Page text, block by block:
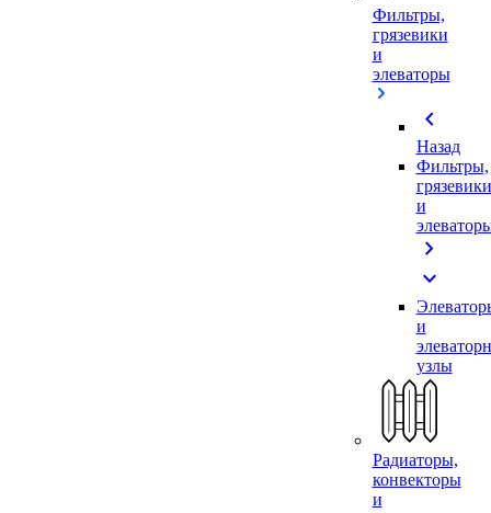
Фильтры,
грязевики
и
элеваторы
chevron_left
Назад
Фильтры,
грязевики
и
chevron_right
expand_more
и
узлы
Радиаторы,
конвекторы
и